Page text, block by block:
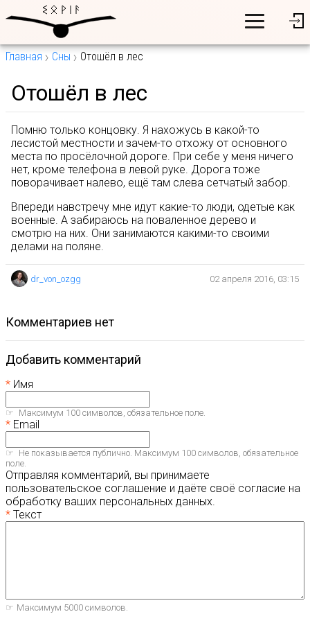
Главная Сны Отошёл в лес
Отошёл в лес
Помню только концовку. Я нахожусь в какой-то
лесистой местности и зачем-то отхожу от основного
места по просёлочной дороге. При себе у меня ничего
нет, кроме телефона в левой руке. Дорога тоже
поворачивает налево, ещё там слева сетчатый забор.
Впереди навстречу мне идут какие-то люди, одетые как
военные. А забираюсь на поваленное дерево и
смотрю на них. Они занимаются какими-то своими
делами на поляне.
dr_von_ozgg 02 апреля 2016, 03:15
комментариев нет
Добавить комментарий
Имя
Максимум 100 символов, обязательное поле.
Email
Не показывается публично. Максимум 100 символов, обязательное
поле.
Отправляя комментарий, вы принимаете
пользовательское соглашение и даёте своё согласие на
обработку ваших персональных данных.
Текст
Максимум 5000 символов.